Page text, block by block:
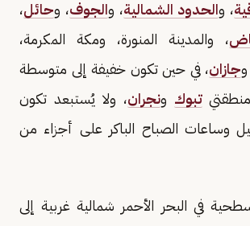
، والحدود الشمالية، والجوف، وحائل،
، والمدينة المنورة، ومكة المكرمة،
وجازان، في حين تكون خفيفة إلى متوسطة
تبوك ونجران، ولا يُستبعد تكون
وساعات الصباح الباكر على أجزاء من
في البحر الأحمر شمالية غربية إلى